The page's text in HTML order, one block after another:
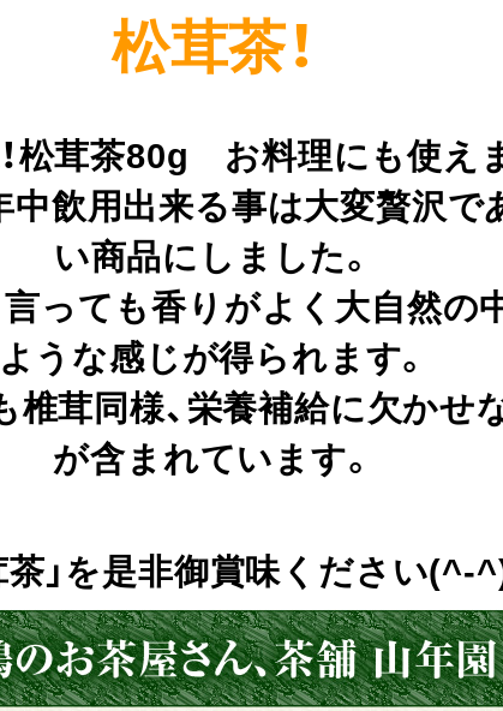
松茸茶！
松茸茶80g お料理にも使え
中飲用出来る事は大変贅沢で
い商品にしました。
言っても香りがよく大自然の
ような感じが得られます。
椎茸同様、栄養補給に欠かせ
が含まれています。
茶」を是非御賞味ください(^-